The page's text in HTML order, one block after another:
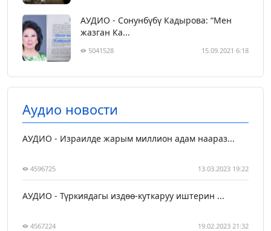
АУДИО - Сонунбүбү Кадырова: “Мен
жазган Ка...
5041528 15.09.2021 6:18
Аудио новости
АУДИО - Израилде жарым миллион адам наараз...
4596725 13.03.2023 19:22
АУДИО - Түркиядагы издөө-куткаруу иштерин ...
4567224 19.02.2023 21:32